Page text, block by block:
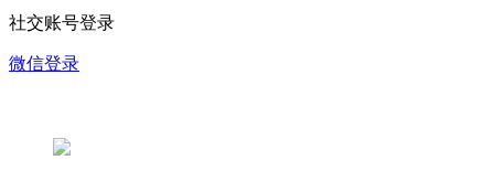
社交账号登录
微信登录